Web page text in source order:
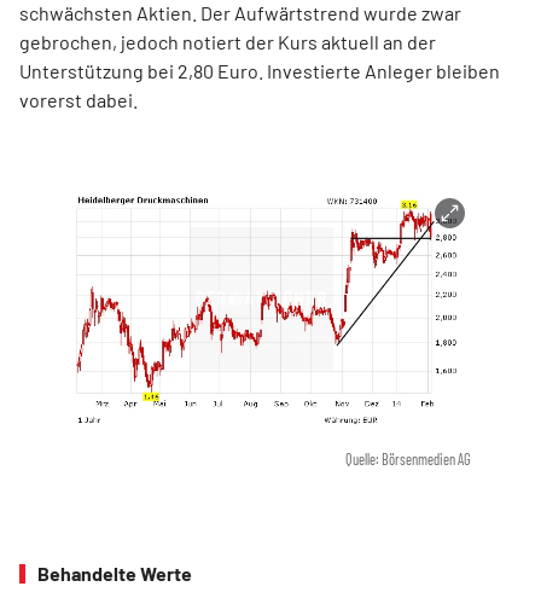
schwächsten Aktien. Der Aufwärtstrend wurde zwar
gebrochen, jedoch notiert der Kurs aktuell an der
Unterstützung bei 2,80 Euro. Investierte Anleger bleiben
vorerst dabei.
Quelle: Börsenmedien AG
Behandelte Werte